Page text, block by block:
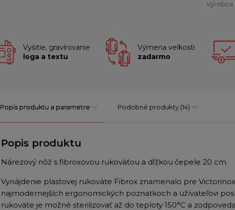
Výrobca
Vyšitie, gravírovanie
loga a textu
Výmena veľkosti
zadarmo
Popis produktu a parametre Podobné produkty (14)
Popis produktu
Nárezový nôž s fibroxovou rukoväťou a dĺžkou čepele 20 cm.
Vynájdenie plastovej rukoväte Fibrox znamenalo pre
najmodernejších ergonomických poznatkoch a užívateľovi
rukoväte je možné sterilizovať až do teploty 150°C a